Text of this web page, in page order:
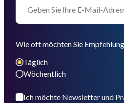
Wie oft möchten Sie
Täglich
Wöchentlich
Ich möchte Newsletter und